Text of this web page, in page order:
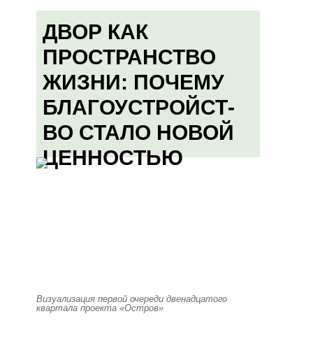
ДВОР КАК
ПРОСТРАНСТВО
ЖИЗНИ: ПОЧЕМУ
БЛАГОУСТРОЙСТ-
ВО СТАЛО НОВОЙ
ЦЕННОСТЬЮ
Визуализация первой очереди двенадцатого
квартала проекта «Остров»